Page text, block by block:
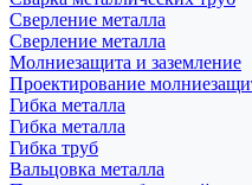
Сверление металла
Сверление металла
Молниезащита и заземление
Проектирование
Гибка металла
Гибка металла
Гибка труб
Вальцовка металла